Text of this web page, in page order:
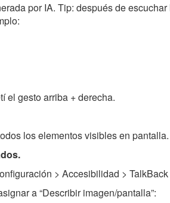
por IA. Tip: después de
el gesto arriba + derecha.
los elementos visibles en pantalla.
> Accesibilidad >
a “Describir imagen/pantalla”: